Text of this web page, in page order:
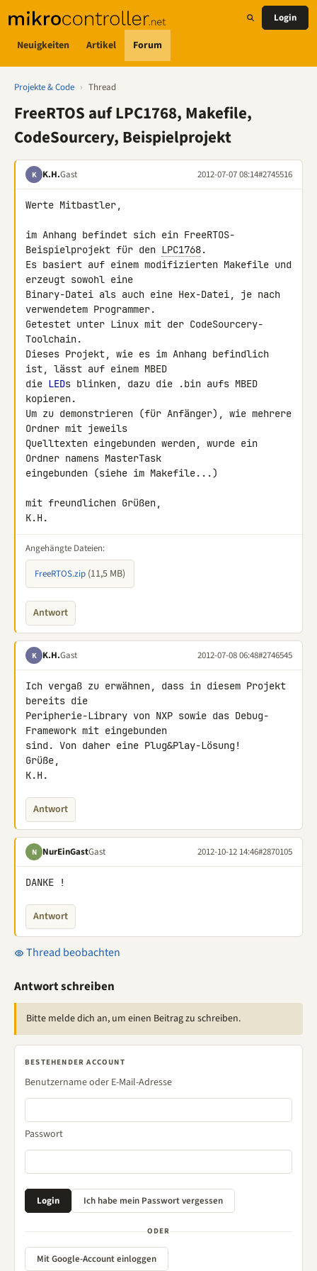
Neuigkeiten Artikel Forum
Login
Projekte & Code › Thread
FreeRTOS auf LPC1768, Makefile,
CodeSourcery, Beispielprojekt
K K.H.Gast 2012-07-07 08:14#2745516
Werte Mitbastler,
im Anhang befindet sich ein FreeRTOS-
Beispielprojekt für den LPC1768.
Es basiert auf einem modifizierten Makefile und
erzeugt sowohl eine
Binary-Datei als auch eine Hex-Datei, je nach
verwendetem Programmer.
Getestet unter Linux mit der CodeSourcery-
Toolchain.
Dieses Projekt, wie es im Anhang befindlich
ist, lässt auf einem MBED
die LEDs blinken, dazu die .bin aufs MBED
kopieren.
Um zu demonstrieren (für Anfänger), wie mehrere
Ordner mit jeweils
Quelltexten eingebunden werden, wurde ein
Ordner namens MasterTask
eingebunden (siehe im Makefile...)
mit freundlichen Grüßen,
K.H.
Angehängte Dateien:
FreeRTOS.zip (11,5 MB)
Antwort
K K.H.Gast 2012-07-08 06:48#2746545
Ich vergaß zu erwähnen, dass in diesem Projekt
bereits die
Peripherie-Library von NXP sowie das Debug-
Framework mit eingebunden
sind. Von daher eine Plug&Play-Lösung!
Grüße,
K.H.
Antwort
N NurEinGastGast 2012-10-12 14:46#2870105
DANKE !
Antwort
Thread beobachten
Antwort schreiben
Bitte melde dich an, um einen Beitrag zu schreiben.
BESTEHENDER ACCOUNT
Benutzername oder E-Mail-Adresse
Passwort
ODER
Mit Google-Account einloggen